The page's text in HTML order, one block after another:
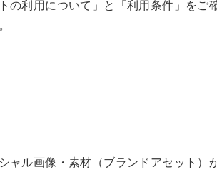
の利用について」と「利用条件」をご
ャル画像・素材（ブランドアセット）